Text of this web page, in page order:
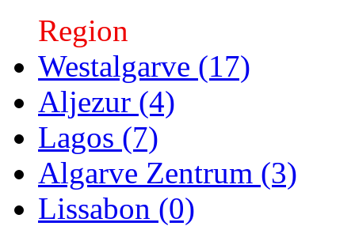
Region
Westalgarve (17)
Aljezur (4)
Lagos (7)
Algarve Zentrum (3)
Lissabon (0)